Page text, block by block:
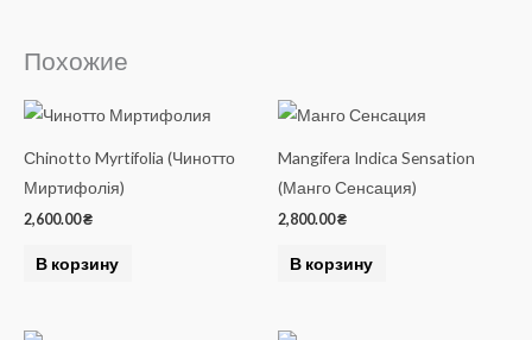
Похожие
Сhinotto Myrtifolia (Чинотто
Миртифолія)
2,600.00₴
В корзину
Mangifera Indica Sensation
(Манго Сенсация)
2,800.00₴
В корзину